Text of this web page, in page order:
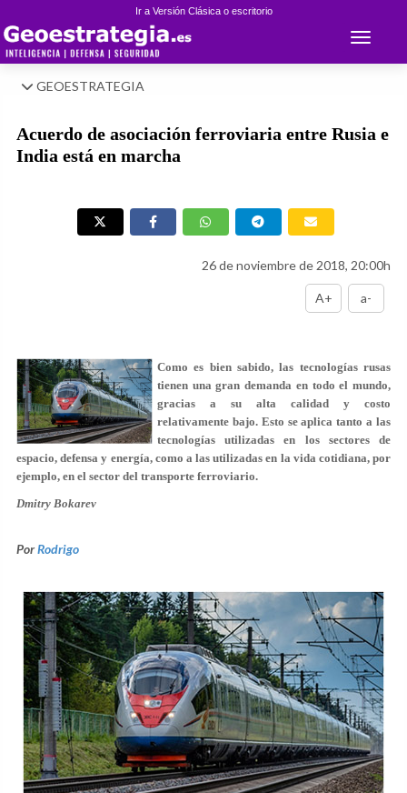
Ir a Versión Clásica o escritorio
Toggle
GEOESTRATEGIA
Acuerdo de asociación ferroviaria entre Rusia e
India está en marcha
26 de noviembre de 2018, 20:00h
A+ a-
Como es bien sabido, las tecnologías rusas
tienen una gran demanda en todo el mundo,
gracias a su alta calidad y costo
relativamente bajo. Esto se aplica tanto a las
tecnologías utilizadas en los sectores de
espacio, defensa y energía, como a las utilizadas en la vida cotidiana, por
ejemplo, en el sector del transporte ferroviario.
Dmitry Bokarev
PorRodrigo